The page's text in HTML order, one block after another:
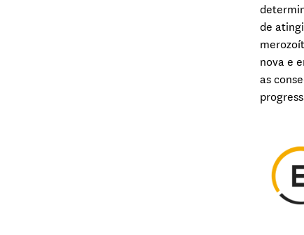
de
nova e
as